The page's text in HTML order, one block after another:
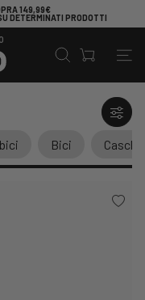
149,99€
DETERMINATI PRODOTTI
Bici Caschi